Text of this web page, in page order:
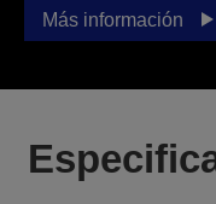
Más información